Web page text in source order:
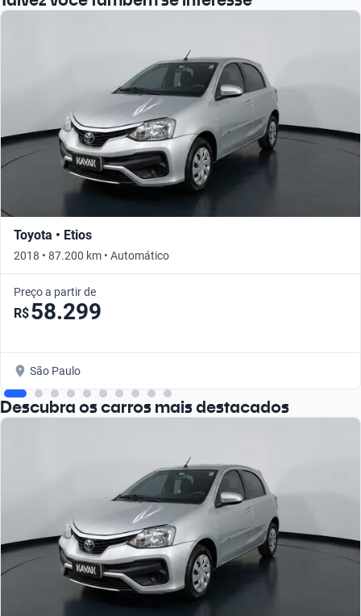
Toyota • Etios
2018 • 87.200 km • Automático
Preço a partir de
R$58.299
São Paulo
Descubra os carros mais destacados